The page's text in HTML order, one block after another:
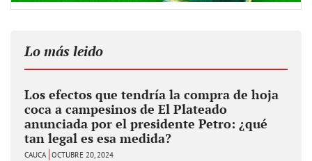
Lo más leido
Los efectos que tendría la compra de hoja
coca a campesinos de El Plateado
anunciada por el presidente Petro: ¿qué
tan legal es esa medida?
CAUCA OCTUBRE 20, 2024